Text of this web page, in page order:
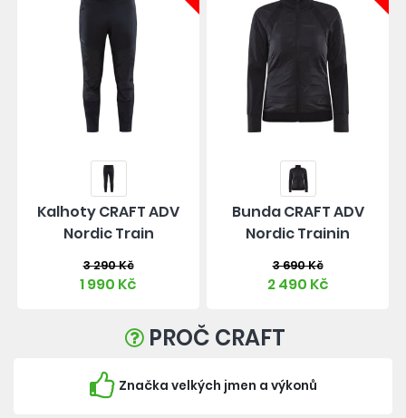
Kalhoty CRAFT ADV
Nordic Train
3 290 Kč
1 990 Kč
Bunda CRAFT ADV
Nordic Trainin
3 690 Kč
2 490 Kč
PROČ CRAFT
Značka velkých jmen a výkonů